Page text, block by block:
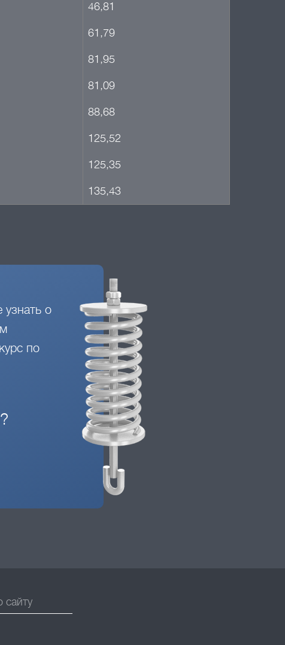
46,81
61,79
81,95
81,09
88,68
125,52
125,35
135,43
узнать о
по